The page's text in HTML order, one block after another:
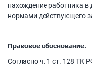
нахождение работника в
нормами действующего
Правовое обоснование:
Согласно ч. 1 ст. 128 ТК